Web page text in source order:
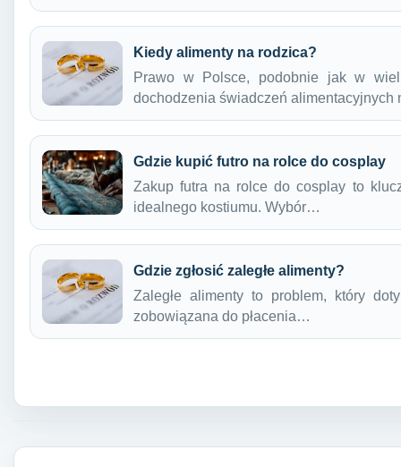
Kiedy alimenty na rodzica?
Prawo w Polsce, podobnie jak w
dochodzenia świadczeń
Gdzie kupić futro na rolce do cosplay
Zakup futra na rolce do cosplay to
idealnego kostiumu. Wybór…
Gdzie zgłosić zaległe alimenty?
Zaległe alimenty to problem, który
zobowiązana do płacenia…
Nawigacja wpisu